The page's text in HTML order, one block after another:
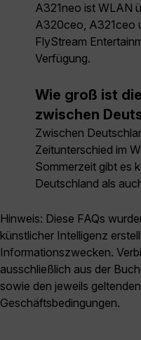
A321neo ist WLAN
A320ceo, A321ceo
FlyStream
Verfügung.
Wie groß ist
zwischen
Zwischen
Zeitunterschied im
Sommerzeit gibt es
Deutschland als
Hinweis: Diese FAQs
künstlicher Intelligenz
Informationszwecken.
ausschließlich aus der
sowie den jeweils
Geschäftsbedingungen.